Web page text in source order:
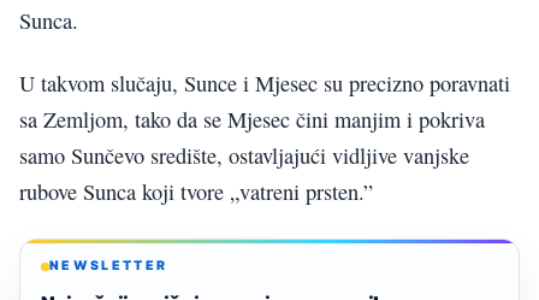
Sunca.
U takvom slučaju, Sunce i Mjesec su precizno poravnati
sa Zemljom, tako da se Mjesec čini manjim i pokriva
samo Sunčevo središte, ostavljajući vidljive vanjske
rubove Sunca koji tvore „vatreni prsten.”
NEWSLETTER